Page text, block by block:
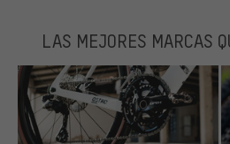
LAS MEJORES MARCAS